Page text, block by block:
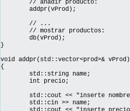
// añadir producto:
addpr(vProd);
// ...
// mostrar productos:
db(vProd);
}
void addpr(std::vector<prod>& vProd)
{
std::string name;
int precio;
std::cout << "inserte
std::cin >> name;